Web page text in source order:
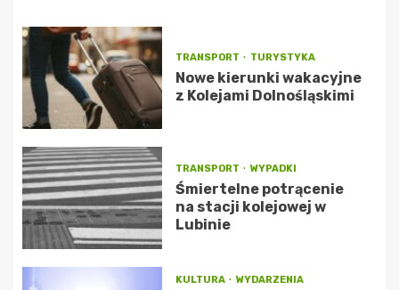
TRANSPORT TURYSTYKA
Nowe kierunki wakacyjne
z Kolejami Dolnośląskimi
TRANSPORT WYPADKI
Śmiertelne potrącenie
na stacji kolejowej w
Lubinie
KULTURA WYDARZENIA